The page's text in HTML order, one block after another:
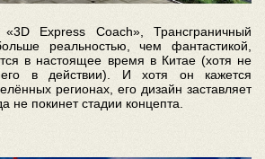
Express Coach», Трансграничный
реальностью, чем фантастикой,
в настоящее время в Китае (хотя не
его в действии). И хотя он кажется
регионах, его дизайн заставляет
не покинет стадии концепта.